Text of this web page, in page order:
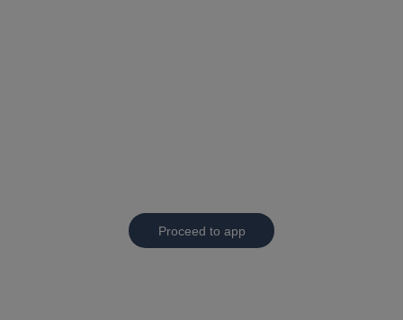
Proceed to app